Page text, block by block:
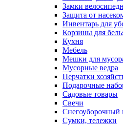
Замки
Защита от
Инвентарь для
Корзины для
Кухня
Мебель
Мешки для
Мусорные ведра
Перчатки
Подарочные
Садовые товары
Свечи
Снегоуборочный
Сумки, тележки